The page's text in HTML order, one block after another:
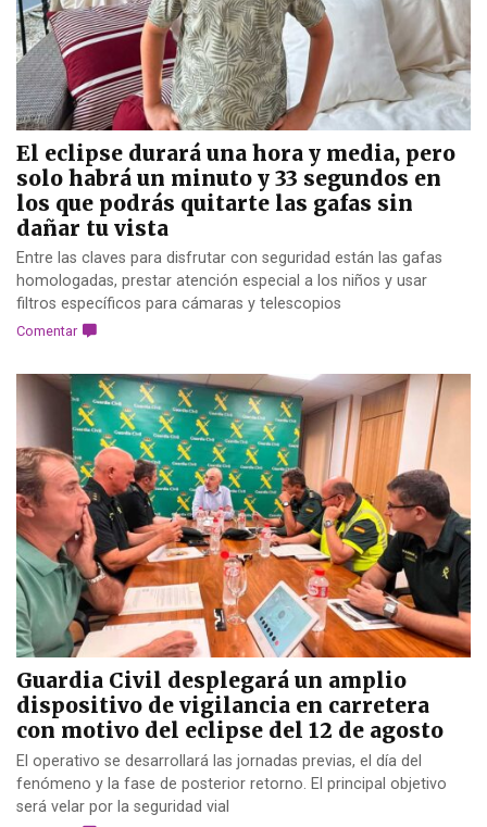
El eclipse durará una hora y media, pero
solo habrá un minuto y 33 segundos en
los que podrás quitarte las gafas sin
dañar tu vista
Entre las claves para disfrutar con seguridad están las gafas
homologadas, prestar atención especial a los niños y usar
filtros específicos para cámaras y telescopios
Comentar
Guardia Civil desplegará un amplio
dispositivo de vigilancia en carretera
con motivo del eclipse del 12 de agosto
El operativo se desarrollará las jornadas previas, el día del
fenómeno y la fase de posterior retorno. El principal objetivo
será velar por la seguridad vial